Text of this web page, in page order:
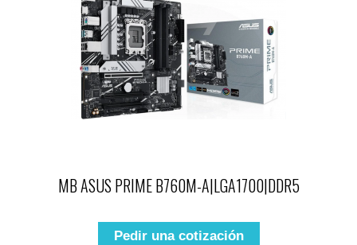
MB ASUS PRIME B760M-A|LGA1700|DDR5
Pedir una cotización